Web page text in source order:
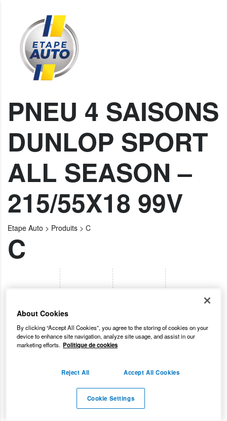
PNEU 4 SAISONS
DUNLOP SPORT
ALL SEASON –
215/55X18 99V
Etape Auto > Produits > C
C
About Cookies
By clicking “Accept All Cookies”, you agree to the storing of cookies on your
device to enhance site navigation, analyze site usage, and assist in our
marketing efforts. Politique de cookies
Reject All Accept All Cookies
Cookie Settings